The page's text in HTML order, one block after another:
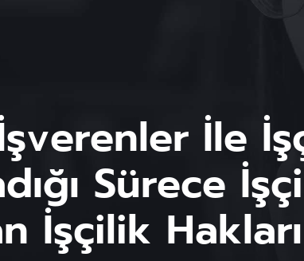
İle
Sürece
İşçilik